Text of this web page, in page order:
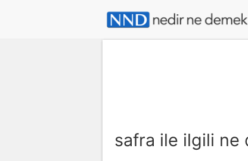
safra ile ilgili ne